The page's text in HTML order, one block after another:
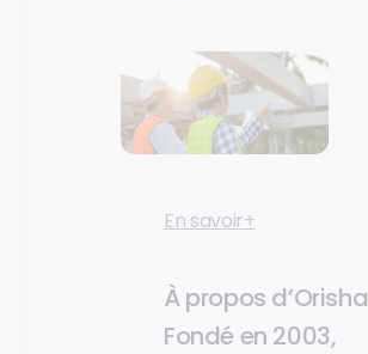
En savoir+
À propos d’Orisha
Fondé en 2003,